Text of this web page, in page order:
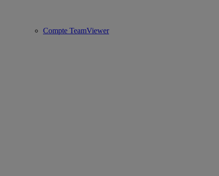
Compte TeamViewer